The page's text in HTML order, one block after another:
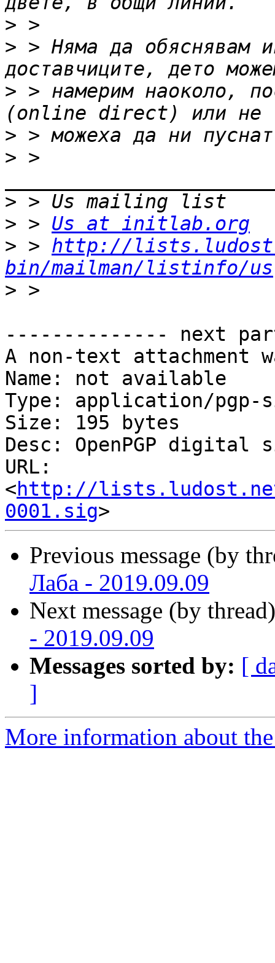
>
> > Няма да обяснявам
> > намерим наоколо,
>
> >
>
> > Us at initlab.org
> > http://
bin/mailman/listinfo/us
>
-------------- next
A non-text attachment
Name: not available
Type: application/pgp-
Size: 195 bytes
Desc: OpenPGP digital
URL:
<http://lists.ludost.net/
0001.sig
Previous message (by
Лаба - 2019.09.09
Next message (by
- 2019.09.09
Messages sorted by: [
]
More information about